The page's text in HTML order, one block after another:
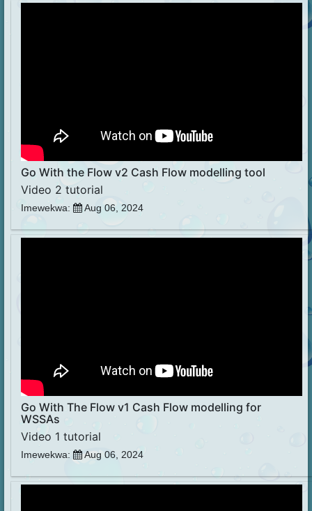
Go With the Flow v2 Cash Flow modelling tool
Video 2 tutorial
Imewekwa: Aug 06, 2024
Go With The Flow v1 Cash Flow modelling for
WSSAs
Video 1 tutorial
Imewekwa: Aug 06, 2024